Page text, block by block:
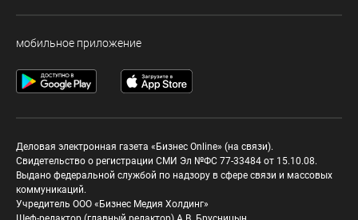
мобильное приложение
Деловая электронная газета «Бизнес Online» (на связи).
Свидетельство о регистрации СМИ Эл №ФС 77-33484 от 15.10.08.
Выдано федеральной службой по надзору в сфере связи и массовых
коммуникаций.
Учредитель ООО «Бизнес Медия Холдинг»